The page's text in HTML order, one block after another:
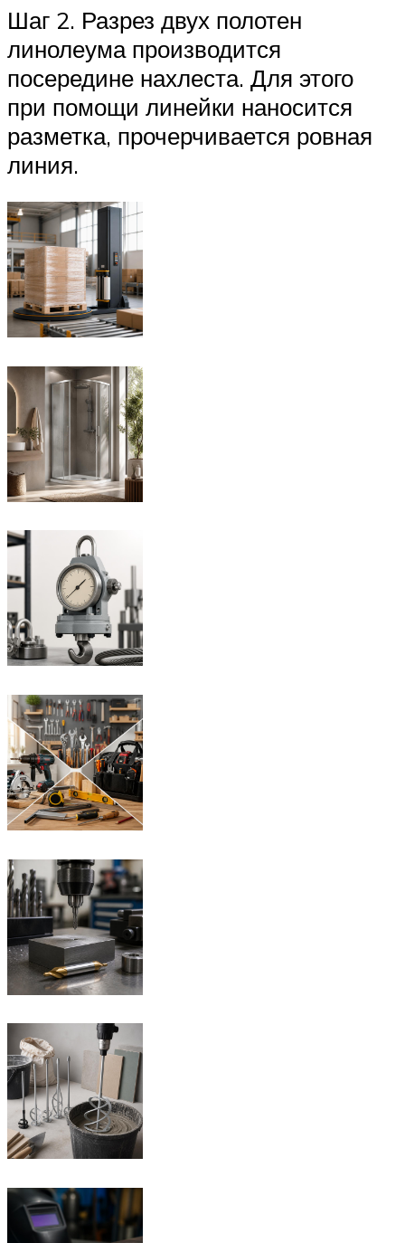
Шаг 2. Разрез двух полотен
линолеума производится
посередине нахлеста. Для этого
при помощи линейки наносится
разметка, прочерчивается ровная
линия.